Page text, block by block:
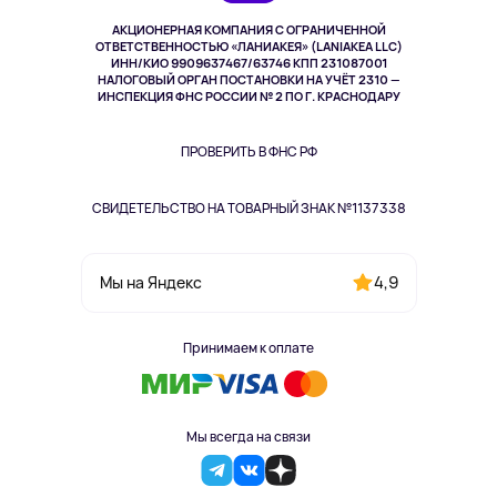
АКЦИОНЕРНАЯ КОМПАНИЯ С ОГРАНИЧЕННОЙ
ОТВЕТСТВЕННОСТЬЮ «ЛАНИАКЕЯ» (LANIAKEA LLC)
ИНН/КИО 9909637467/63746 КПП 231087001
НАЛОГОВЫЙ ОРГАН ПОСТАНОВКИ НА УЧЁТ 2310 —
ИНСПЕКЦИЯ ФНС РОССИИ № 2 ПО Г. КРАСНОДАРУ
ПРОВЕРИТЬ В ФНС РФ
СВИДЕТЕЛЬСТВО НА ТОВАРНЫЙ ЗНАК №1137338
Мы на Яндекс 4,9
Принимаем к оплате
Мы всегда на связи
Здоровье питомцев
Одежда и аксессуары